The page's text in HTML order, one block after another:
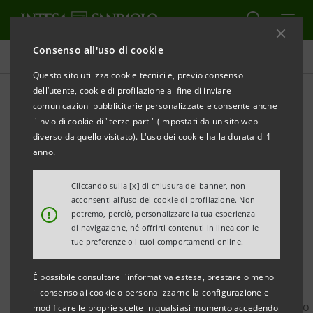
Consenso all'uso di cookie
Questo sito utilizza cookie tecnici e, previo consenso
dell’utente, cookie di profilazione al fine di inviare
comunicazioni pubblicitarie personalizzate e consente anche
l'invio di cookie di "terze parti" (impostati da un sito web
diverso da quello visitato). L'uso dei cookie ha la durata di 1
anno.
!
Cliccando sulla [x] di chiusura del banner, non
acconsenti all’uso dei cookie di profilazione. Non
potremo, perciò, personalizzare la tua esperienza
di navigazione, né offrirti contenuti in linea con le
tue preferenze o i tuoi comportamenti online.
È possibile consultare l'informativa estesa, prestare o meno
il consenso ai cookie o personalizzarne la configurazione e
modificare le proprie scelte in qualsiasi momento accedendo
Governance
Notifica elettronica della
delega
AGGIORNA
E' consentito notificare elettronicamente la delega
calce (o, in alternativa, la casella di
postanotifica.delega@intesasanpaolo.comfornendo